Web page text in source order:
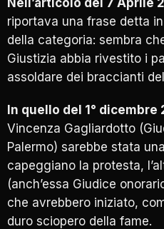
Nell’articolo del 7 Aprile
riportava una frase detta
della categoria: sembra
Giustizia abbia rivestito i
assoldare dei braccianti
In quello del 1° dicembre
Vincenza Gagliardotto
Palermo) sarebbe stata
capeggiano la protesta,
(anch’essa Giudice
che avrebbero iniziato,
duro sciopero della fame.